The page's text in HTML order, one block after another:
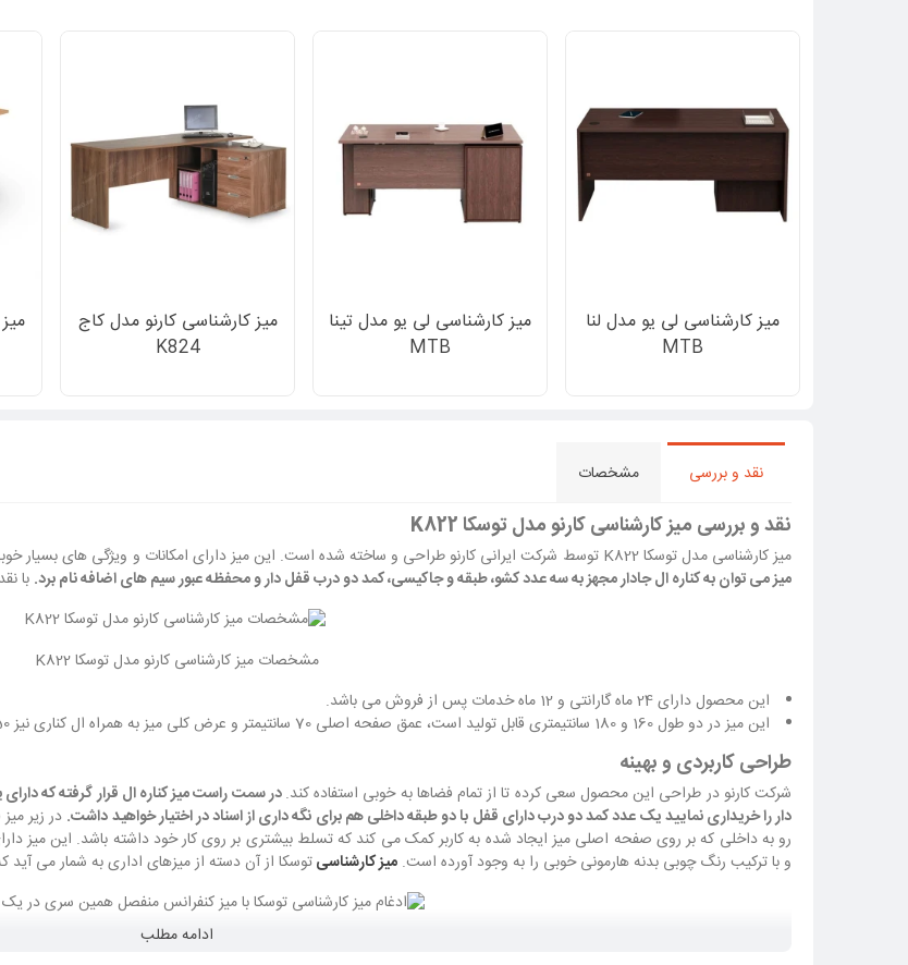
میز کارشناسی لی یو مدل لنا
MTB
میز کارشناسی لی یو مدل تینا
MTB
میز کارشناسی کارنو مدل کاج
K824
نقد و بررسی مشخصات
نقد و بررسی میز کارشناسی کارنو مدل توسکا K822
میز کارشناسی مدل توسکا K822 توسط شرکت ایرانی کارنو طراحی و ساخته شده است. این میز دارای امکانات و ویژگی های بسیار
میز می توان به کناره ال جادار مجهز به سه عدد کشو، طبقه و جاکیسی، کمد دو درب قفل دار و محفظه عبور سیم های اضافه نام برد. با
مشخصات میز کارشناسی کارنو مدل توسکا K822
این محصول دارای 24 ماه گارانتی و 12 ماه خدمات پس از فروش می باشد.
این میز در دو طول 160 و 180 سانتیمتری قابل تولید است، عمق صفحه اصلی 70 سانتیمتر و عرض کلی میز به همراه ال کناری نیز 150 سانتیمتر می باشد.
طراحی کاربردی و بهینه
شرکت کارنو در طراحی این محصول سعی کرده تا از تمام فضاها به خوبی استفاده کند.در سمت راست میز کناره ال قرار گرفته که
دار را خریداری نمایید یک عدد کمد دو درب دارای قفل با دو طبقه داخلی هم برای نگه داری از اسناد در اختیار خواهید داشت. در زیر
رو به داخلی که بر روی صفحه اصلی میز ایجاد شده به کاربر کمک می کند که تسلط بیشتری بر روی کار خود داشته باشد. این
و با ترکیب رنگ چوبی بدنه هارمونی خوبی را به وجود آورده است. میز کارشناسیتوسکا از آن دسته از میزهای اداری به شمار می آید
طراحی زیبا، مدرن و انعطاف پذیر، با خرید میز کنفرانس کوچک توسکا با کمترین هزینه ممکن امکانات میز کارشناسی خود را گسترش
ادامه مطلب